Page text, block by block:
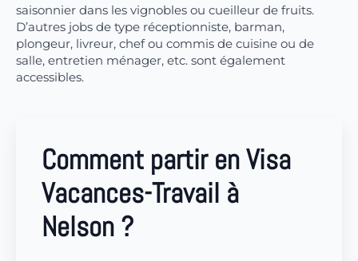
saisonnier dans les vignobles ou cueilleur de fruits.
D’autres jobs de type réceptionniste, barman,
plongeur, livreur, chef ou commis de cuisine ou de
salle, entretien ménager, etc. sont également
accessibles.
Comment partir en Visa
Vacances-Travail à
Nelson ?